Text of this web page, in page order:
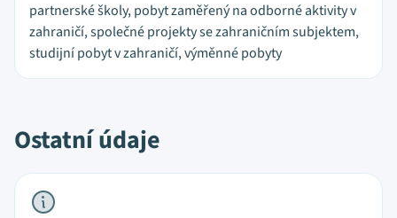
partnerské školy, pobyt zaměřený na odborné aktivity v
zahraničí, společné projekty se zahraničním subjektem,
studijní pobyt v zahraničí, výměnné pobyty
Ostatní údaje